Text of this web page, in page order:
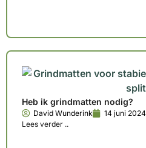
Heb ik grindmatten nodig?
David Wunderink 14 juni 2024
Lees verder ..